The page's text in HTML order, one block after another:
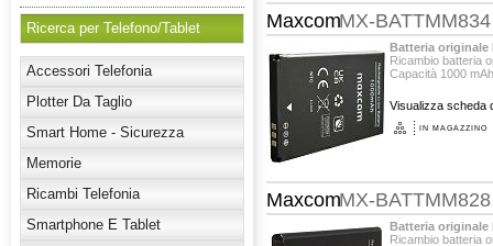
Ricerca per Telefono/Tablet
Accessori Telefonia
Plotter Da Taglio
Smart Home - Sicurezza
Memorie
Ricambi Telefonia
Smartphone E Tablet
MaxcomMX-BATTMM834
Batteria originale
Ricambio batteria
Capacità 1000 mAh
Visualizza scheda
IN MAGAZZINO
MaxcomMX-BATTMM828
Batteria originale
Ricambio batteria